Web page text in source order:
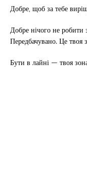
Добре, щоб за тебе
Добре нічого не робити
Передбачувано. Це твоя
Бути в лайні — твоя